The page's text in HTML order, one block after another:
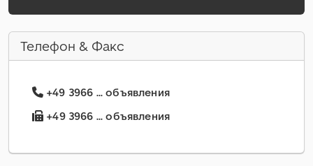
Телефон & Факс
+49 3966 ... объявления
+49 3966 ... объявления